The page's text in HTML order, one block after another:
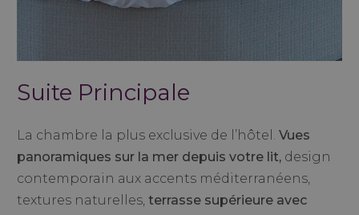
Suite Principale
La chambre la plus exclusive de l’hôtel. Vues
panoramiques sur la mer depuis votre lit, design
contemporain aux accents méditerranéens,
textures naturelles,terrasse supérieure avec